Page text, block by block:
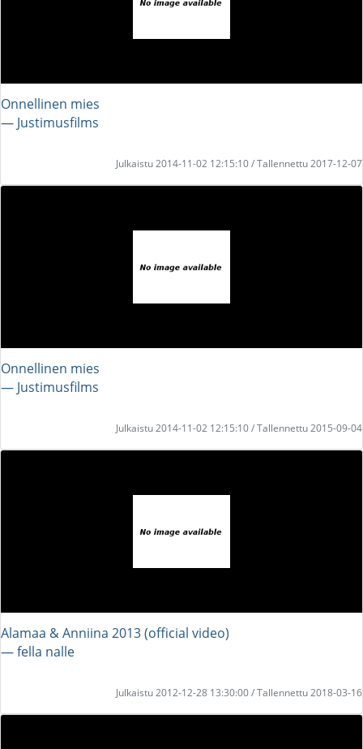
Onnellinen mies
― Justimusfilms
Julkaistu 2014-11-02 12:15:10 / Tallennettu 2017-12-07
Onnellinen mies
― Justimusfilms
Julkaistu 2014-11-02 12:15:10 / Tallennettu 2015-09-04
Alamaa & Anniina 2013 (official video)
― fella nalle
Julkaistu 2012-12-28 13:30:00 / Tallennettu 2018-03-16